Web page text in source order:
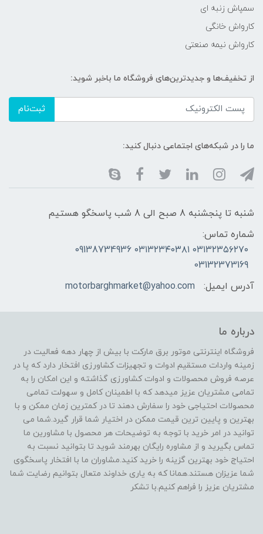
سمپاش زنبه ای
کارواش خانگی
کارواش نیمه صنعتی
از تخفیف‌ها و جدیدترین‌های فروشگاه ما باخبر شوید:
ثبت‌نام
ما را در شبکه‌های اجتماعی دنبال کنید:
شنبه تا پنجشنبه 8 صبح الی 8 شب پاسخگو هستیم
شماره تماس:
۰۳۱۳۲۳۵۶۲۷۰ ۰۳۱۳۲۳۴۰۳۸۱ 09138734936
03132373169
آدرس ایمیل:
motorbarghmarket@yahoo.com
درباره ما
فروشگاه اینترنتی موتور برق مارکت با بیش از چهار دهه فعالیت در
زمینه واردات مستقیم ادوات و تجهیزات کشاورزی افتخار دارد که پا در
عرصه فروش محصولات و ادوات کشاورزی گذاشته و این امکان را به
تمامی مشتریان عزیز میدهد که با اطمینان کامل و سهولت تمامی
محصولات احتیاجی خود را سفارش دهند تا در کمترین زمان ممکن و با
بهترین و پایین ترین قیمت ممکن در اختیار شما قرار گیرد.شما می
توانید در امر خرید با توجه به توضیحات هر محصول با مشاورین ما
تماس بگیرید و از مشاوره رایگان بهرمند شوید تا بتوانید نسبت به
احتیاج خود بهترین گزینه را خرید کنید.مشاوران ما با افتخار پاسخگوی
شما عزیزان هستند.همانا که به یاری خداوند متعال بتوانیم رضایت شما
مشتریان عزیز را فراهم کنیم.با تشکر